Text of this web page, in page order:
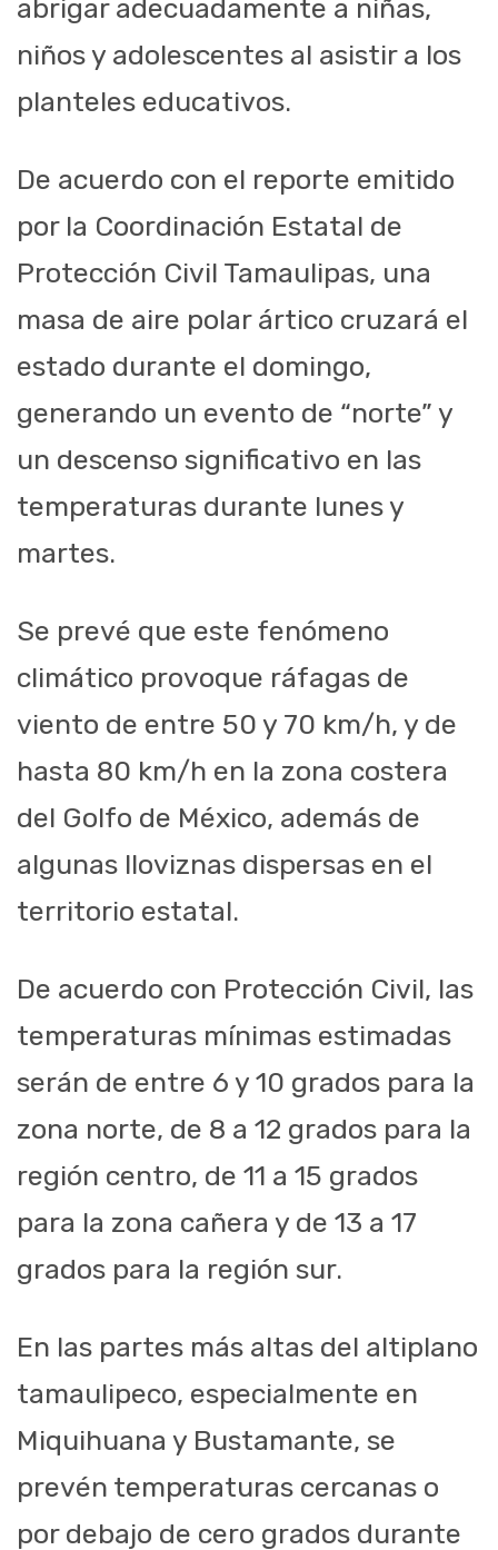
abrigar adecuadamente a niñas,
niños y adolescentes al asistir a los
planteles educativos.
De acuerdo con el reporte emitido
por la Coordinación Estatal de
Protección Civil Tamaulipas, una
masa de aire polar ártico cruzará el
estado durante el domingo,
generando un evento de “norte” y
un descenso significativo en las
temperaturas durante lunes y
martes.
Se prevé que este fenómeno
climático provoque ráfagas de
viento de entre 50 y 70 km/h, y de
hasta 80 km/h en la zona costera
del Golfo de México, además de
algunas lloviznas dispersas en el
territorio estatal.
De acuerdo con Protección Civil, las
temperaturas mínimas estimadas
serán de entre 6 y 10 grados para la
zona norte, de 8 a 12 grados para la
región centro, de 11 a 15 grados
para la zona cañera y de 13 a 17
grados para la región sur.
En las partes más altas del altiplano
tamaulipeco, especialmente en
Miquihuana y Bustamante, se
prevén temperaturas cercanas o
por debajo de cero grados durante